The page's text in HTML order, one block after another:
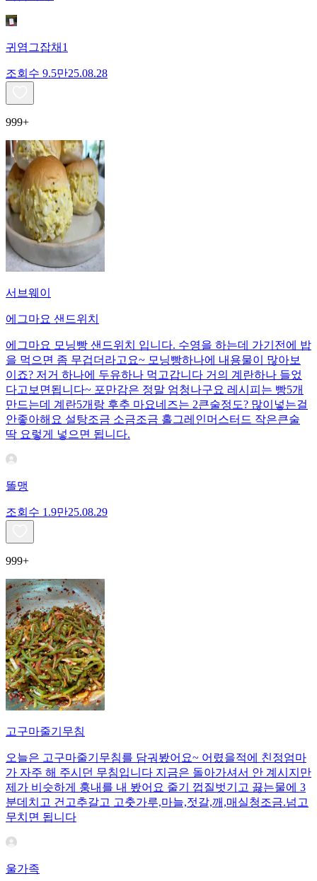
귀염그잡채1
조회수 9.5만25.08.28
999+
서브웨이
에그마요 샌드위치
에그마요 모닝빵 샌드위치 입니다. 수영을 하는데 가기전에 밥
을 먹으면 좀 무겁더라고요~ 모닝빵하나에 내용물이 많아보
이죠? 저거 하나에 두유하나 먹고갑니다 거의 계란하나 들었
다고보면됩니다~ 포만감은 정말 엄청나구요 레시피는 빵5개
만드는데 계란5개랑 후추 마요네즈는 2큰술정도? 많이넣는걸
안좋아해요 설탕조금 소금조금 홀그레인머스터드 작은큰술
딱 요렇게 넣으면 됩니다.
똘맹
조회수 1.9만25.08.29
999+
고구마줄기무침
오늘은 고구마줄기무침를 담궈봤어요~ 어렸을적에 친정엄마
가 자주 해 주시던 무침입니다 지금은 돌아가셔서 안 계시지만
제가 비슷하게 훙내를 내 봤어요 줄기 껍질벗기고 끓는물에 3
분데치고 건고추갈고 고춧가루,마늘,젓갈,깨,매실청조금.넘고
무치면 됩니다
울가족